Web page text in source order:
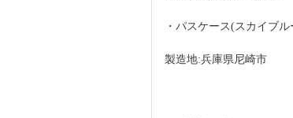
・パスケース(スカイブ
製造地:兵庫県尼崎市